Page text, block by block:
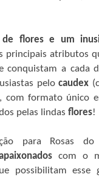
de flores e um
principais atributos
conquistam a cada
pelocaudex
com formato único
pelas lindas flores!
para Rosas
com o
possibilitam esse